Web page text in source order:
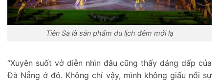
Tiên Sa là sản phẩm du lịch đêm mới lạ
“Xuyên suốt vở diễn nhìn đâu cũng thấy dáng dấp của
Đà Nẵng ở đó. Không chỉ vậy, mình không giấu nổi sự